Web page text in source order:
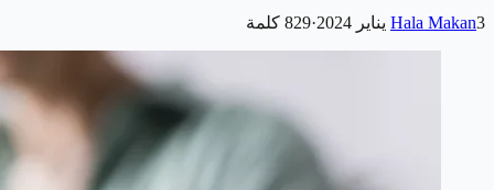
Hala Makan3 يناير 2024 ·
829 كلمة